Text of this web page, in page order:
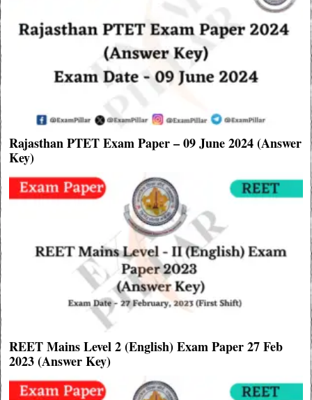
Rajasthan PTET Exam Paper – 09 June 2024 (Answer
Key)
REET Mains Level 2 (English) Exam Paper 27 Feb
2023 (Answer Key)